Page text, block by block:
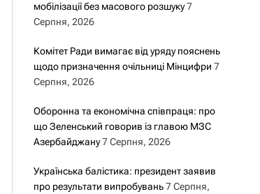
мобілізації без масового розшуку 7
Серпня, 2026
Комітет Ради вимагає від уряду пояснень
щодо призначення очільниці Мінцифри 7
Серпня, 2026
Оборонна та економічна співпраця: про
що Зеленський говорив із главою МЗС
Азербайджану 7 Серпня, 2026
Українська балістика: президент заявив
про результати випробувань 7 Серпня,